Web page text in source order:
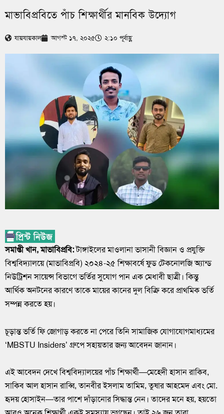
মাভাবিপ্রবিতে পাঁচ শিক্ষার্থীর মানবিক উদ্যোগ
যায়যায়কাল আগস্ট ১৭, ২০২৫ ২:১০ পূর্বাহ্ণ
সমাপ্তী খান, মাভাবিপ্রবি:‎টাঙ্গাইলের মাওলানা ভাসানী বিজ্ঞান ও প্রযুক্তি
বিশ্ববিদ্যালয়ে (মাভাবিপ্রবি) ২০২৪-২৫ শিক্ষাবর্ষে ফুড টেকনোলজি অ্যান্ড
নিউট্রিশন সায়েন্স বিভাগে ভর্তির সুযোগ পান এক মেধাবী ছাত্রী। কিন্তু
আর্থিক অনটনের কারণে তাকে মায়ের কানের দুল বিক্রি করে প্রাথমিক ভর্তি
সম্পন্ন করতে হয়।
চূড়ান্ত ভর্তি ফি জোগাড় করতে না পেরে তিনি সামাজিক যোগাযোগমাধ্যমের
‘MBSTU Insiders’ গ্রুপে সহায়তার জন্য আবেদন জানান।
‎এই আবেদন দেখে বিশ্ববিদ্যালয়ের পাঁচ শিক্ষার্থী—মেহেদী হাসান রাকিব,
সাকিব আল হাসান রাব্বি, তানবীর ইসলাম তামিম, তুষার আহমেদ এবং মো.
হৃদয় হোসাইন—তার পাশে দাঁড়ানোর সিদ্ধান্ত নেন। তাদের মনে হয়, হয়তো